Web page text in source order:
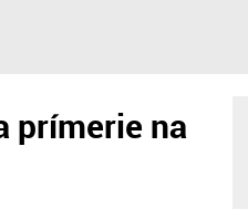
prímerie na